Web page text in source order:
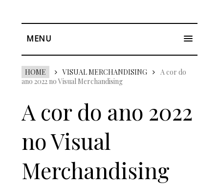
MENU
HOME VISUAL MERCHANDISING
A cor do
ano 2022 no Visual Merchandising
A cor do ano 2022
no Visual
Merchandising